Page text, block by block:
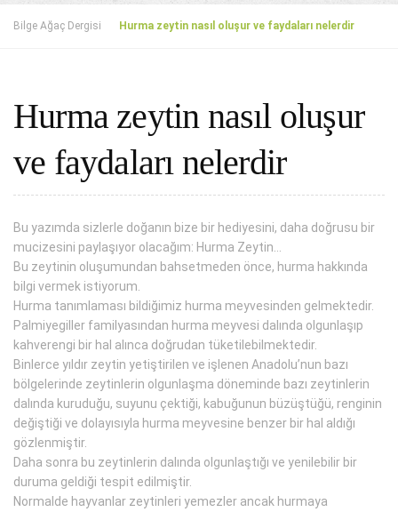
Bilge Ağaç Dergisi Hurma zeytin nasıl oluşur ve faydaları nelerdir
Hurma zeytin nasıl oluşur
ve faydaları nelerdir
Bu yazımda sizlerle doğanın bize bir hediyesini, daha doğrusu bir
mucizesini paylaşıyor olacağım: Hurma Zeytin…
Bu zeytinin oluşumundan bahsetmeden önce, hurma hakkında
bilgi vermek istiyorum.
Hurma tanımlaması bildiğimiz hurma meyvesinden gelmektedir.
Palmiyegiller familyasından hurma meyvesi dalında olgunlaşıp
kahverengi bir hal alınca doğrudan tüketilebilmektedir.
Binlerce yıldır zeytin yetiştirilen ve işlenen Anadolu’nun bazı
bölgelerinde zeytinlerin olgunlaşma döneminde bazı zeytinlerin
dalında kuruduğu, suyunu çektiği, kabuğunun büzüştüğü, renginin
değiştiği ve dolayısıyla hurma meyvesine benzer bir hal aldığı
gözlenmiştir.
Daha sonra bu zeytinlerin dalında olgunlaştığı ve yenilebilir bir
duruma geldiği tespit edilmiştir.
Normalde hayvanlar zeytinleri yemezler ancak hurmaya